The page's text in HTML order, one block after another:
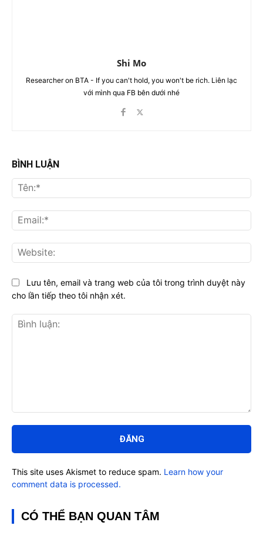
Shi Mo
Researcher on BTA - If you can't hold, you won't be rich. Liên lạc
với mình qua FB bên dưới nhé
BÌNH LUẬN
luận:
Lưu tên, email và trang web của tôi trong trình duyệt này
cho lần tiếp theo tôi nhận xét.
This site uses Akismet to reduce spam. Learn how your
comment data is processed.
CÓ THỂ BẠN QUAN TÂM